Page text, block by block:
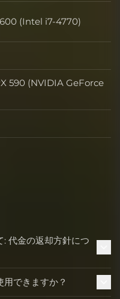
(Intel i7-4770)
590 (NVIDIA GeForce
代金の返却方針につ
できますか？